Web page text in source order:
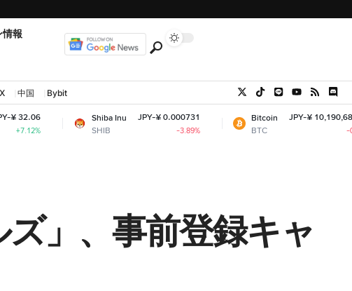
情報
中国 Bybit
Shiba Inu
SHIB
JPY-¥ 0.000731
-3.89%
Bitcoin
BTC
JPY-¥ 10,190,689.81
」、事前登録キャ